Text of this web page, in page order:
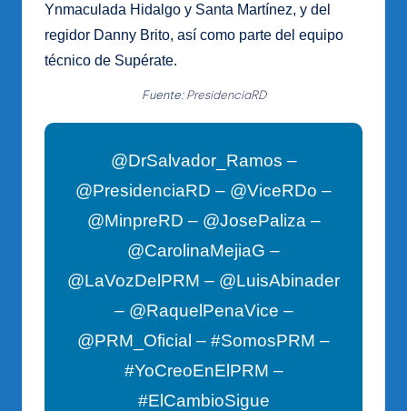
Ynmaculada Hidalgo y Santa Martínez, y del
regidor Danny Brito, así como parte del equipo
técnico de Supérate.
Fuente:PresidenciaRD
@DrSalvador_Ramos –
@PresidenciaRD – @ViceRDo –
@MinpreRD – @JosePaliza –
@CarolinaMejiaG –
@LaVozDelPRM – @LuisAbinader
– @RaquelPenaVice –
@PRM_Oficial – #SomosPRM –
#YoCreoEnElPRM –
#ElCambioSigue